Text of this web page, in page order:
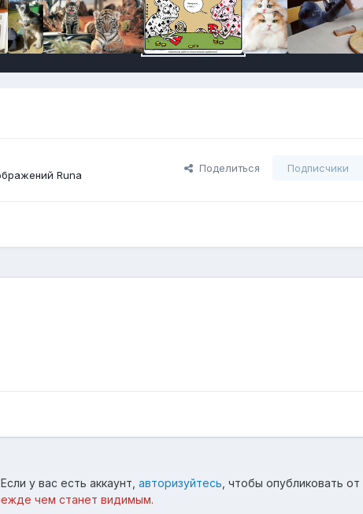
Runа
Поделиться Подписчики
у вас есть аккаунт, авторизуйтесь , чтобы опубликовать
чем станет видимым.